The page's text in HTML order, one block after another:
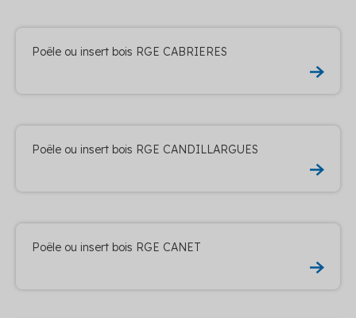
Poêle ou insert bois RGE CABRIERES
Poêle ou insert bois RGE CANDILLARGUES
Poêle ou insert bois RGE CANET